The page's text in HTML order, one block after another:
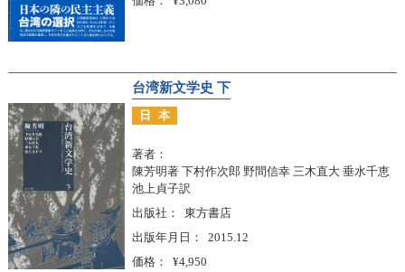
台湾新文学史 下
日本
著者
陳芳明著 下村作次郎 野間信幸 三木直大 垂水千恵
池上貞子訳
出版社
東方書店
出版年月日
2015.12
価格
¥4,950